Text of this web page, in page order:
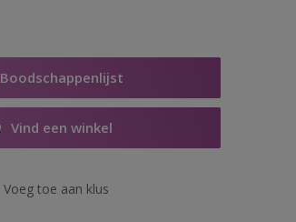
Boodschappenlijst
Vind een winkel
Voeg toe aan klus